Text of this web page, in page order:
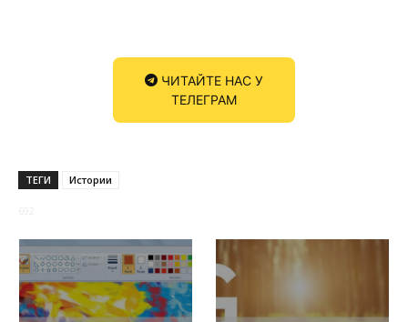
ЧИТАЙТЕ НАС У
ТЕЛЕГРАМ
ТЕГИ Истории